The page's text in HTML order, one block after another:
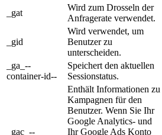
_gat
Wird zum Drosseln der
Anfragerate verwendet.
_gid
Wird verwendet, um
Benutzer zu
unterscheiden.
_ga_--
container-id--
Speichert den aktuellen
Sessionstatus.
_gac_--
Enthält Informationen zu
Kampagnen für den
Benutzer. Wenn Sie Ihr
Google Analytics- und
Ihr Google Ads Konto